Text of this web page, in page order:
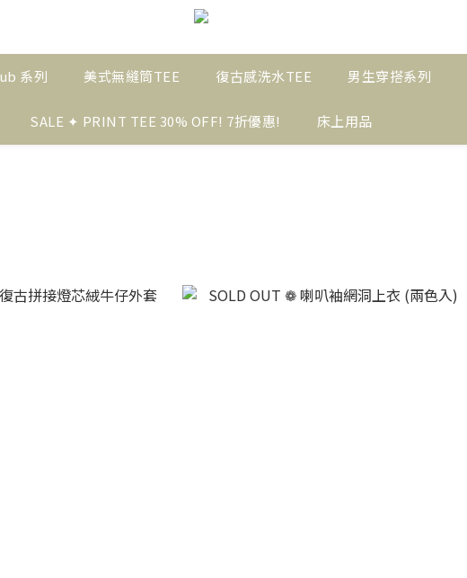
系列 美式無縫筒TEE 復古感洗水TEE 男生穿搭系列
SALE ✦ PRINT TEE 30% OFF! 7折優惠! 床上用品